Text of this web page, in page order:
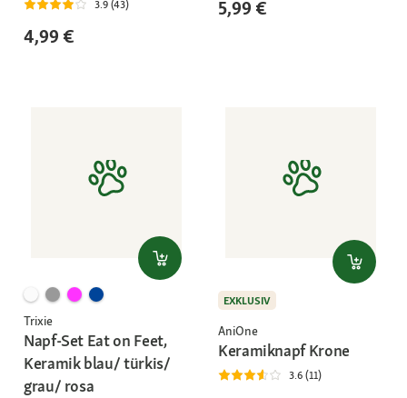
3.9 (43)
4,99 €
5,99 €
Trixie
Napf-Set Eat on Feet,
Keramik blau/ türkis/
grau/ rosa
EXKLUSIV
AniOne
Keramiknapf Krone
3.6 (11)